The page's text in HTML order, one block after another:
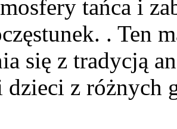
tańca i
. Ten
się z tradycją
dzieci z różnych